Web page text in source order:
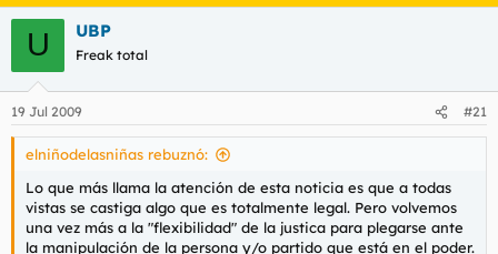
U UBP
Freak total
19 Jul 2009 #21
elniñodelasniñas rebuznó:
Lo que más llama la atención de esta noticia es que a todas
vistas se castiga algo que es totalmente legal. Pero volvemos
una vez más a la "flexibilidad" de la justica para plegarse ante
la manipulación de la persona y/o partido que está en el poder.